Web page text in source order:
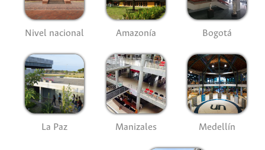
Nivel nacional Amazonía Bogotá
La Paz Manizales Medellín